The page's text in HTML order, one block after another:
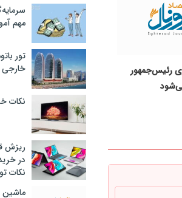
رئیس‌جمهور
مهم
تور
خارجی
نکات
ریزش
در
نکات